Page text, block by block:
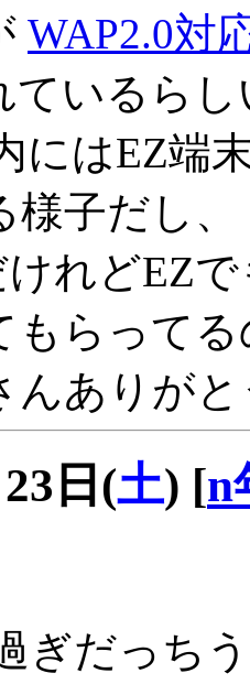
WAP2.0対
ているら
にはEZ端
子だし、
けれどEZ
もらって
んありが
日(土) [n
ぎだっち